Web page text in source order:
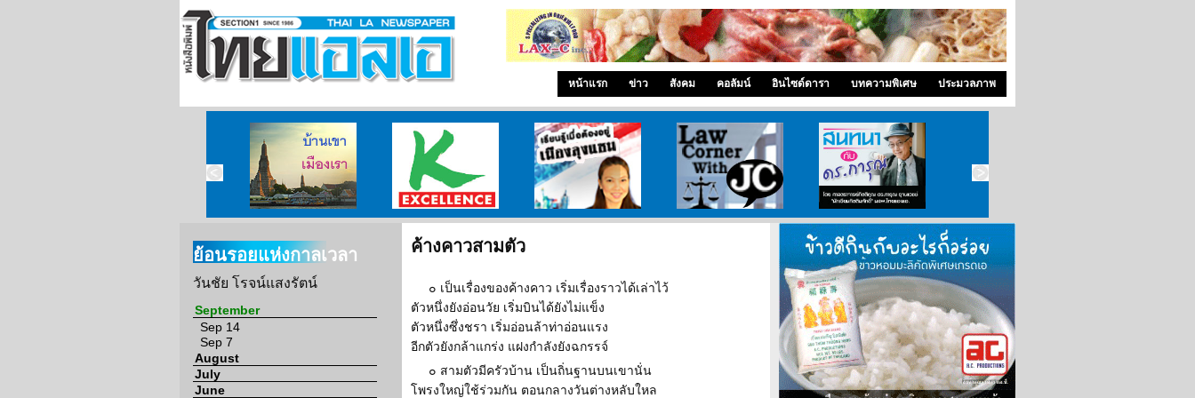
หน้าแรก ข่าว สังคม คอลัมน์ อินไซด์ดารา บทความพิเศษ ประมวลภาพ
บ้านเขา เมืองเรา ศูนย์วิจัยกสิกรไทย เรียนรู้เมื่ออยู่เมืองลุงแซม ทนายความโจอี้ สนทนากับ ดร.การุณ
ย้อนรอยแห่งกาลเวลา
วันชัย โรจน์แสงรัตน์
September
Sep 14
Sep 7
August
July
June
ค้างคาวสามตัว
๐ เป็นเรื่องของค้างคาว เริ่มเรื่องราวได้เล่าไว้
ตัวหนึ่งยังอ่อนวัย เริ่มบินได้ยังไม่แข็ง
ตัวหนึ่งซึ่งชรา เริ่มอ่อนล้าท่าอ่อนแรง
อีกตัวยังกล้าแกร่ง แฝงกำลังยังฉกรรจ์
๐ สามตัวมีครัวบ้าน เป็นถิ่นฐานบนเขานั่น
โพรงใหญ่ใช้ร่วมกัน ตอนกลางวันต่างหลับใหล